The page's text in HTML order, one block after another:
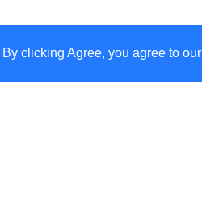
By clicking Agree, you agree to our